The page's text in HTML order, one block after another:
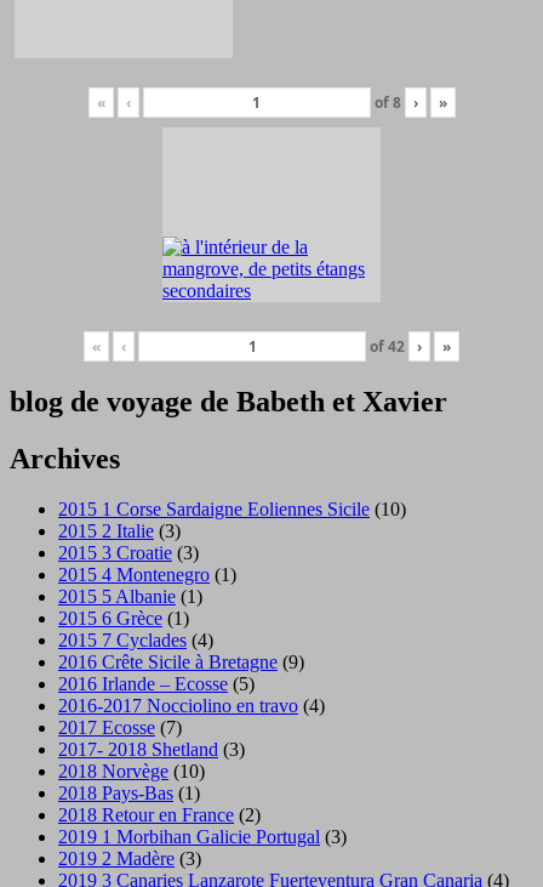
« ‹ of8 › »
« ‹ of42 › »
blog de voyage de Babeth et Xavier
Archives
2015 1 Corse Sardaigne Eoliennes Sicile (10)
2015 2 Italie (3)
2015 3 Croatie (3)
2015 4 Montenegro (1)
2015 5 Albanie (1)
2015 6 Grèce (1)
2015 7 Cyclades (4)
2016 Crête Sicile à Bretagne (9)
2016 Irlande – Ecosse (5)
2016-2017 Nocciolino en travo (4)
2017 Ecosse (7)
2017- 2018 Shetland (3)
2018 Norvège (10)
2018 Pays-Bas (1)
2018 Retour en France (2)
2019 1 Morbihan Galicie Portugal (3)
2019 2 Madère (3)
2019 3 Canaries Lanzarote Fuerteventura Gran Canaria (4)